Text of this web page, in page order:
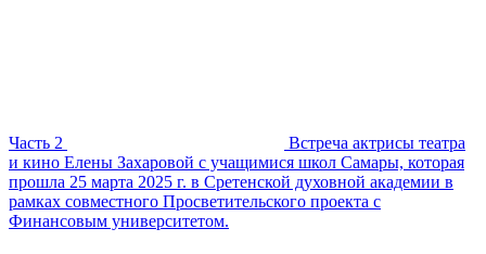
Часть 2
Встреча актрисы театра
и кино Елены Захаровой с учащимися школ Самары, которая
прошла 25 марта 2025 г. в Сретенской духовной академии в
рамках совместного Просветительского проекта с
Финансовым университетом.